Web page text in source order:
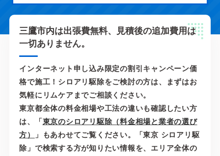
三鷹市内は出張費無料、見積後の追加費用は
一切ありません。
インターネット申し込み限定の割引キャンペーン価
格で施工！シロアリ駆除をご検討の方は、まずはお
気軽にリムケアまでご相談ください。
東京都全体の料金相場や工法の違いも確認したい方
は、「東京のシロアリ駆除（料金相場と業者の選び
方）
」もあわせてご覧ください。「東京 シロアリ駆
除」で検索する方が知りたい情報を、エリア全体の